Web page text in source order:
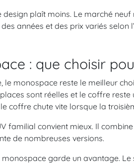
design plaît moins. Le marché
années et des prix variés selon
: que choisir
le monospace reste le meilleur
sont réelles et le coffre
coffre chute vite lorsque la
familial convient mieux. Il
de nombreuses versions.
garde un avantage. Le